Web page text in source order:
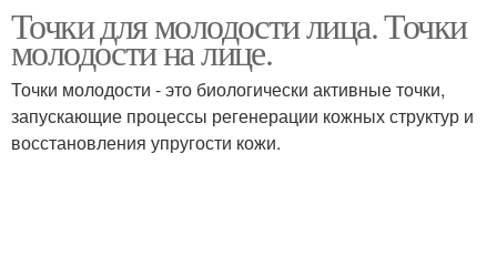
Точки для молодости лица. Точки
молодости на лице.
Точки молодости - это биологически активные точки,
запускающие процессы регенерации кожных структур и
восстановления упругости кожи.